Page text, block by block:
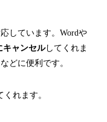
しています。Wordや
キャンセルしてくれま
どに便利です。
れます。